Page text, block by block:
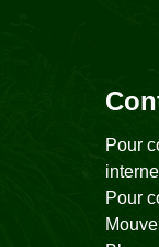
Pour
Pour